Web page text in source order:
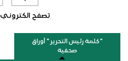
تصفح الكتروني
"كلمة رئيس التحرير " أوراق
صحفية